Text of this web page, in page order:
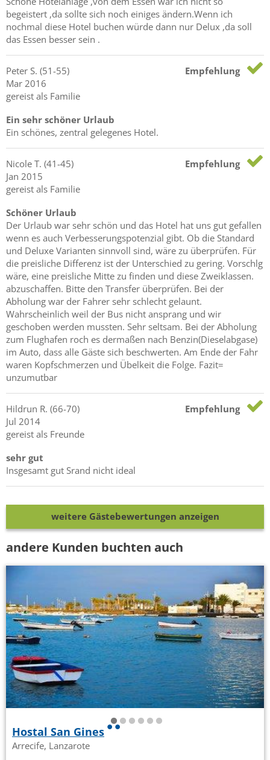
begeistert ,da sollte sich noch einiges ändern.Wenn ich
nochmal diese Hotel buchen würde dann nur Delux ,da soll
das Essen besser sein .
Peter S. (51-55)
Mar 2016
gereist als Familie
Empfehlung
Ein sehr schöner Urlaub
Ein schönes, zentral gelegenes Hotel.
Nicole T. (41-45)
Jan 2015
gereist als Familie
Empfehlung
Schöner Urlaub
Der Urlaub war sehr schön und das Hotel hat uns gut gefallen
wenn es auch Verbesserungspotenzial gibt. Ob die Standard
und Deluxe Varianten sinnvoll sind, wäre zu überprüfen. Für
die preisliche Differenz ist der Unterschied zu gering. Vorschlg
wäre, eine preisliche Mitte zu finden und diese Zweiklassen.
abzuschaffen. Bitte den Transfer überprüfen. Bei der
Abholung war der Fahrer sehr schlecht gelaunt.
Wahrscheinlich weil der Bus nicht ansprang und wir
geschoben werden mussten. Sehr seltsam. Bei der Abholung
zum Flughafen roch es dermaßen nach Benzin(Dieselabgase)
im Auto, dass alle Gäste sich beschwerten. Am Ende der Fahr
waren Kopfschmerzen und Übelkeit die Folge. Fazit=
unzumutbar
Hildrun R. (66-70)
Jul 2014
gereist als Freunde
Empfehlung
sehr gut
Insgesamt gut Srand nicht ideal
weitere Gästebewertungen anzeigen
andere Kunden buchten auch
Hostal San Gines
Arrecife, Lanzarote